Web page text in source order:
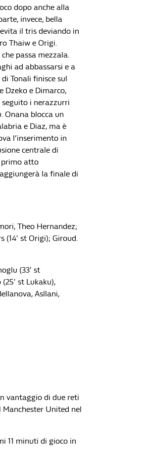
dopo anche alla
invece, bella
il tris deviando in
Thaiw e Origi.
passa mezzala.
ad abbassarsi e a
Tonali finisce sul
Dzeko e Dimarco,
i nerazzurri
Onana blocca un
e Diaz, ma è
l’inserimento in
centrale di
primo atto
la finale di
Theo Hernandez;
(14′ st Origi); Giroud.
(33′ st
st Lukaku),
Asllani,
vantaggio di due reti
United nel
11 minuti di gioco in